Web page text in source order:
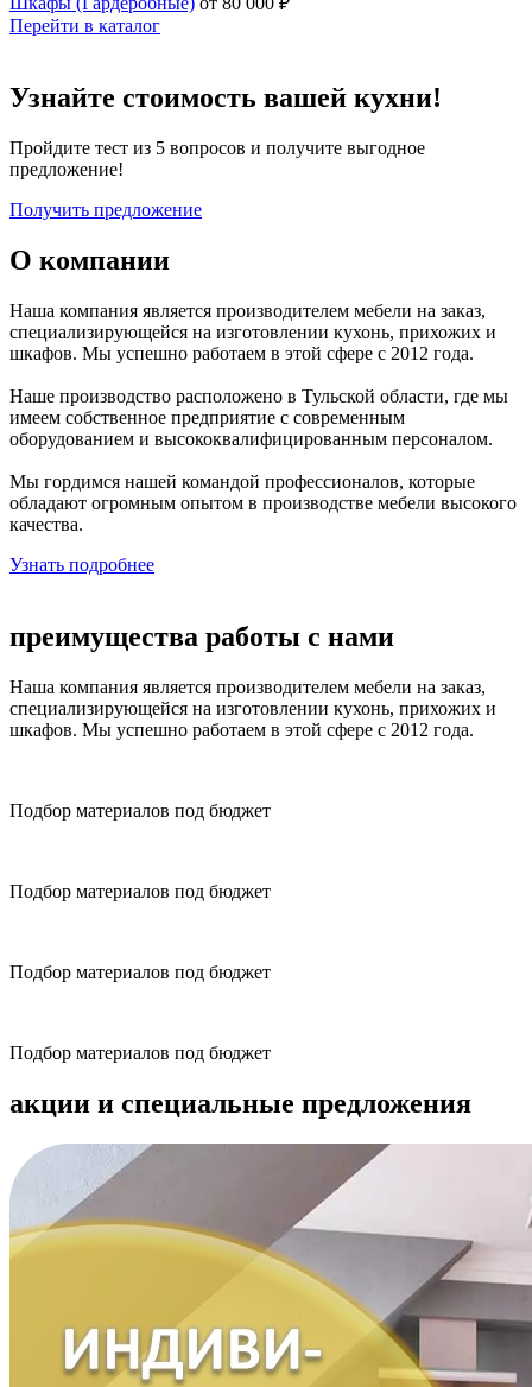
Перейти в каталог
Узнайте стоимость вашей кухни!
Пройдите тест из 5 вопросов и получите выгодное
предложение!
Получить предложение
О компании
Наша компания является производителем мебели на заказ,
специализирующейся на изготовлении кухонь, прихожих и
шкафов. Мы успешно работаем в этой сфере с 2012 года.
Наше производство расположено в Тульской области, где мы
имеем собственное предприятие с современным
оборудованием и высококвалифицированным персоналом.
Мы гордимся нашей командой профессионалов, которые
обладают огромным опытом в производстве мебели высокого
качества.
Узнать подробнее
преимущества работы с нами
Наша компания является производителем мебели на заказ,
специализирующейся на изготовлении кухонь, прихожих и
шкафов. Мы успешно работаем в этой сфере с 2012 года.
Подбор материалов под бюджет
Подбор материалов под бюджет
Подбор материалов под бюджет
Подбор материалов под бюджет
акции и специальные предложения